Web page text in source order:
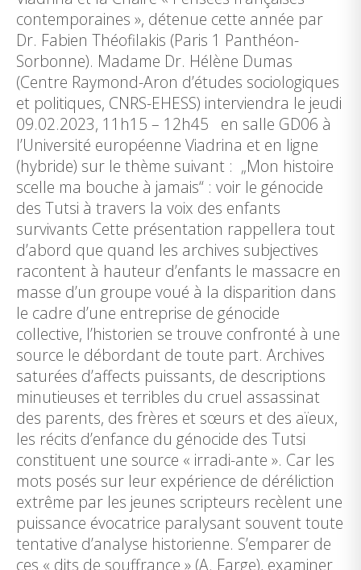
contemporaines », détenue cette année par
Dr. Fabien Théofilakis (Paris 1 Panthéon-
Sorbonne). Madame Dr. Hélène Dumas
(Centre Raymond-Aron d’études sociologiques
et politiques, CNRS-EHESS) interviendra le jeudi
09.02.2023, 11h15 – 12h45 en salle GD06 à
l’Université européenne Viadrina et en ligne
(hybride) sur le thème suivant : „Mon histoire
scelle ma bouche à jamais“ : voir le génocide
des Tutsi à travers la voix des enfants
survivants Cette présentation rappellera tout
d’abord que quand les archives subjectives
racontent à hauteur d’enfants le massacre en
masse d’un groupe voué à la disparition dans
le cadre d’une entreprise de génocide
collective, l’historien se trouve confronté à une
source le débordant de toute part. Archives
saturées d’affects puissants, de descriptions
minutieuses et terribles du cruel assassinat
des parents, des frères et sœurs et des aïeux,
les récits d’enfance du génocide des Tutsi
constituent une source « irradi-ante ». Car les
mots posés sur leur expérience de déréliction
extrême par les jeunes scripteurs recèlent une
puissance évocatrice paralysant souvent toute
tentative d’analyse historienne. S’emparer de
ces « dits de souffrance » (A. Farge), examiner